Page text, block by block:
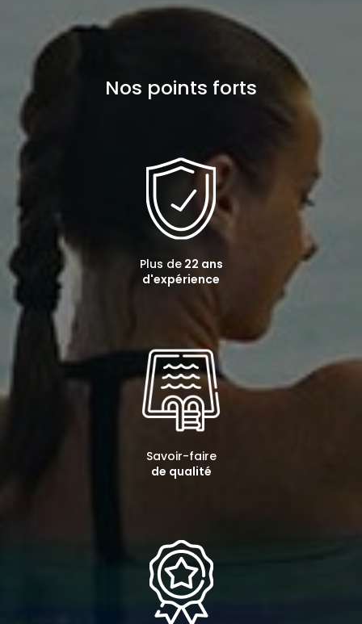
Nos points forts
Plus de22 ans
d'expérience
Savoir-faire
de qualité